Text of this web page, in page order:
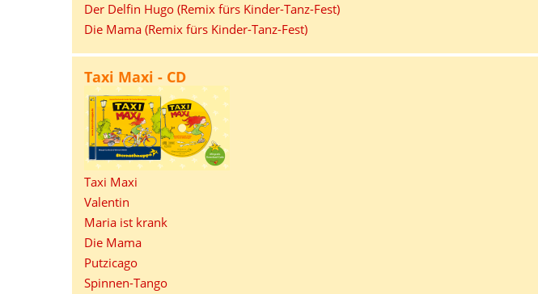
Der Delfin Hugo (Remix fürs Kinder-Tanz-Fest)
Die Mama (Remix fürs Kinder-Tanz-Fest)
Taxi Maxi - CD
Taxi Maxi
Valentin
Maria ist krank
Die Mama
Putzicago
Spinnen-Tango